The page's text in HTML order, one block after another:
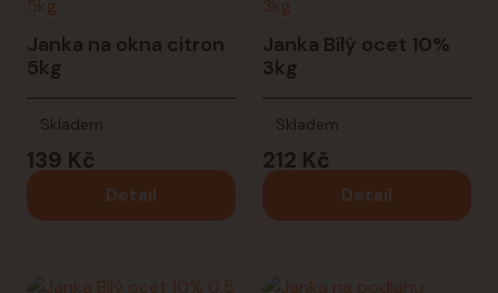
Janka na okna citron
5kg
139 Kč
Skladem
Detail
Janka Bílý ocet 10%
3kg
212 Kč
Skladem
Detail